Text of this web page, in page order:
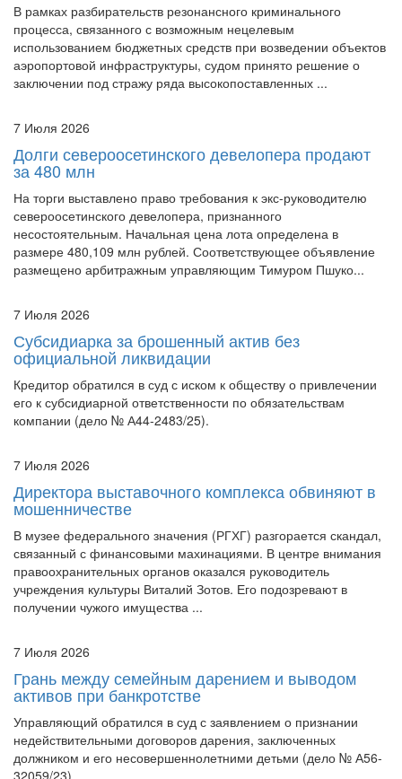
В рамках разбирательств резонансного криминального
процесса, связанного с возможным нецелевым
использованием бюджетных средств при возведении объектов
аэропортовой инфраструктуры, судом принято решение о
заключении под стражу ряда высокопоставленных ...
7 Июля 2026
Долги североосетинского девелопера продают
за 480 млн
На торги выставлено право требования к экс-руководителю
североосетинского девелопера, признанного
несостоятельным. Начальная цена лота определена в
размере 480,109 млн рублей. Соответствующее объявление
размещено арбитражным управляющим Тимуром Пшуко...
7 Июля 2026
Субсидиарка за брошенный актив без
официальной ликвидации
Кредитор обратился в суд с иском к обществу о привлечении
его к субсидиарной ответственности по обязательствам
компании (дело № А44-2483/25).
7 Июля 2026
Директора выставочного комплекса обвиняют в
мошенничестве
В музее федерального значения (РГХГ) разгорается скандал,
связанный с финансовыми махинациями. В центре внимания
правоохранительных органов оказался руководитель
учреждения культуры Виталий Зотов. Его подозревают в
получении чужого имущества ...
7 Июля 2026
Грань между семейным дарением и выводом
активов при банкротстве
Управляющий обратился в суд с заявлением о признании
недействительными договоров дарения, заключенных
должником и его несовершеннолетними детьми (дело № А56-
32059/23).